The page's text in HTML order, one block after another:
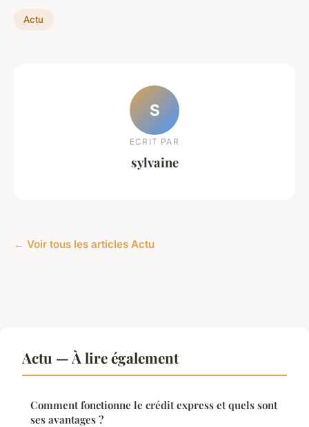
Actu
S
ECRIT PAR
sylvaine
← Voir tous les articles Actu
Actu — À lire également
Comment fonctionne le crédit express et quels sont
ses avantages ?